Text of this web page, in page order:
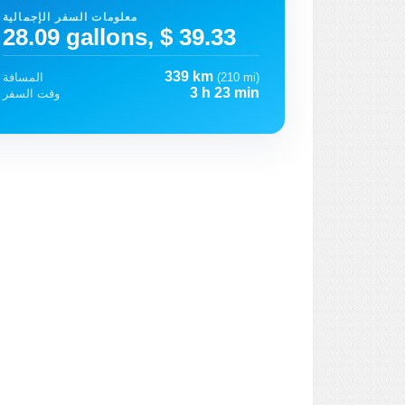
معلومات السفر الإجمالية
28.09 gallons, $ 39.33
المسافة 339 km (210 mi)
وقت السفر
3 h 23 min